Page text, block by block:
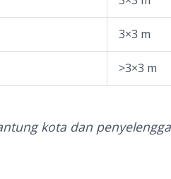
3×3 m
>3×3 m
kota dan